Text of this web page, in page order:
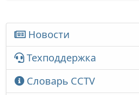
Новости
Техподдержка
Словарь CCTV